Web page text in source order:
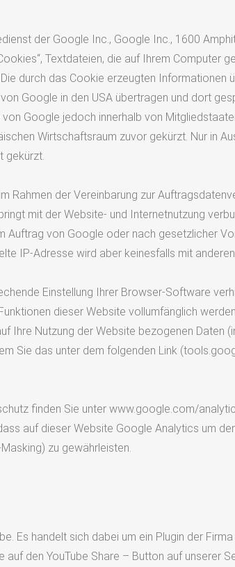
der Google Inc., Google Inc., 1600
Textdateien, die auf Ihrem Computer
durch das Cookie erzeugten Informationen
Google in den USA übertragen und dort
Google jedoch innerhalb von
Wirtschaftsraum zuvor gekürzt. Nur in
gekürzt.
Rahmen der Vereinbarung zur
mit der Website- und Internetnutzung
Auftrag von Google oder nach gesetzlicher
IP-Adresse wird aber keinesfalls mit
Einstellung Ihrer Browser-Software
dieser Website vollumfänglich
Ihre Nutzung der Website bezogenen Daten
Sie das unter dem folgenden Link
finden Sie unter www.google.com/
auf dieser Website Google Analytics um
zu gewährleisten.
Es handelt sich dabei um ein Plugin der
auf den YouTube Share – Button auf unserer